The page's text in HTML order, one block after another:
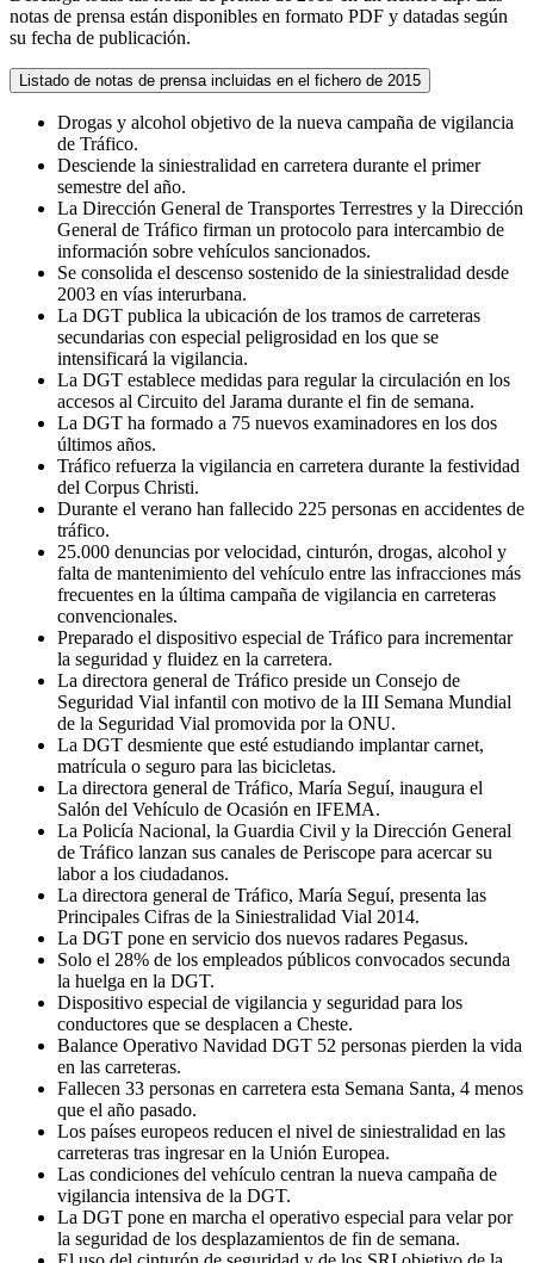
notas de prensa están disponibles en formato PDF y datadas según
su fecha de publicación.
Listado de notas de prensa incluidas en el fichero de 2015
Drogas y alcohol objetivo de la nueva campaña de vigilancia
de Tráfico.
Desciende la siniestralidad en carretera durante el primer
semestre del año.
La Dirección General de Transportes Terrestres y la Dirección
General de Tráfico firman un protocolo para intercambio de
información sobre vehículos sancionados.
Se consolida el descenso sostenido de la siniestralidad desde
2003 en vías interurbana.
La DGT publica la ubicación de los tramos de carreteras
secundarias con especial peligrosidad en los que se
intensificará la vigilancia.
La DGT establece medidas para regular la circulación en los
accesos al Circuito del Jarama durante el fin de semana.
La DGT ha formado a 75 nuevos examinadores en los dos
últimos años.
Tráfico refuerza la vigilancia en carretera durante la festividad
del Corpus Christi.
Durante el verano han fallecido 225 personas en accidentes de
tráfico.
25.000 denuncias por velocidad, cinturón, drogas, alcohol y
falta de mantenimiento del vehículo entre las infracciones más
frecuentes en la última campaña de vigilancia en carreteras
convencionales.
Preparado el dispositivo especial de Tráfico para incrementar
la seguridad y fluidez en la carretera.
La directora general de Tráfico preside un Consejo de
Seguridad Vial infantil con motivo de la III Semana Mundial
de la Seguridad Vial promovida por la ONU.
La DGT desmiente que esté estudiando implantar carnet,
matrícula o seguro para las bicicletas.
La directora general de Tráfico, María Seguí, inaugura el
Salón del Vehículo de Ocasión en IFEMA.
La Policía Nacional, la Guardia Civil y la Dirección General
de Tráfico lanzan sus canales de Periscope para acercar su
labor a los ciudadanos.
La directora general de Tráfico, María Seguí, presenta las
Principales Cifras de la Siniestralidad Vial 2014.
La DGT pone en servicio dos nuevos radares Pegasus.
Solo el 28% de los empleados públicos convocados secunda
la huelga en la DGT.
Dispositivo especial de vigilancia y seguridad para los
conductores que se desplacen a Cheste.
Balance Operativo Navidad DGT 52 personas pierden la vida
en las carreteras.
Fallecen 33 personas en carretera esta Semana Santa, 4 menos
que el año pasado.
Los países europeos reducen el nivel de siniestralidad en las
carreteras tras ingresar en la Unión Europea.
Las condiciones del vehículo centran la nueva campaña de
vigilancia intensiva de la DGT.
La DGT pone en marcha el operativo especial para velar por
la seguridad de los desplazamientos de fin de semana.